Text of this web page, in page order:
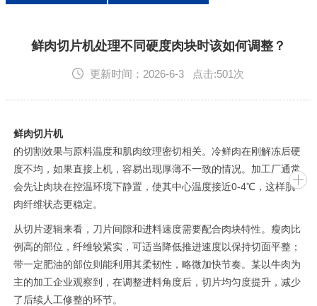
鲜肉切片机处理不同硬度肉块时该如何调整？
更新时间：2026-6-3 点击:501次
鲜肉切片机
的切割效果与原料温度和肌肉纹理密切相关。冷鲜肉在刚解冻后硬
度不均，如果直接上机，容易出现厚薄不一致的情况。加工厂通常
会先让肉块在控温环境下静置，使其中心温度接近0-4℃，这样肌
肉纤维状态更稳定。
从切片逻辑来看，刀片间隙和进料速度需要配合肉块特性。瘦肉比
例高的部位，纤维较紧实，可适当降低推进速度以保持切面平整；
带一定肥油的部位则能利用其柔韧性，略微加快节奏。某以牛肉为
主的加工企业观察到，在调整进料角度后，切片均匀度提升，减少
了后续人工修整的环节。